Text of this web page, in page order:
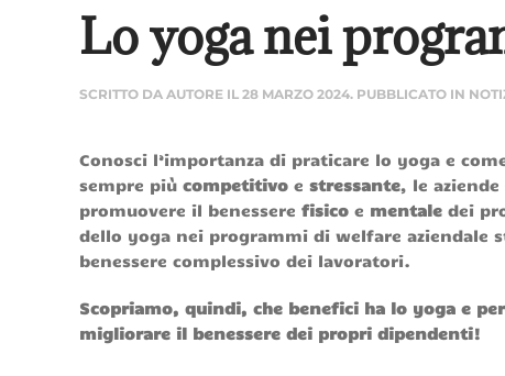
Lo yoga nei
SCRITTO DA AUTORE IL 28 MARZO 2024. PUBBLICATO IN
Conosci l’importanza di praticare lo yoga e
sempre più competitivo e stressante, le
promuovere il benessere fisico e mentale dei
dello yoga nei programmi di welfare aziendale
benessere complessivo dei lavoratori.
Scopriamo, quindi, che benefici ha lo yoga e
migliorare il benessere dei propri dipendenti!